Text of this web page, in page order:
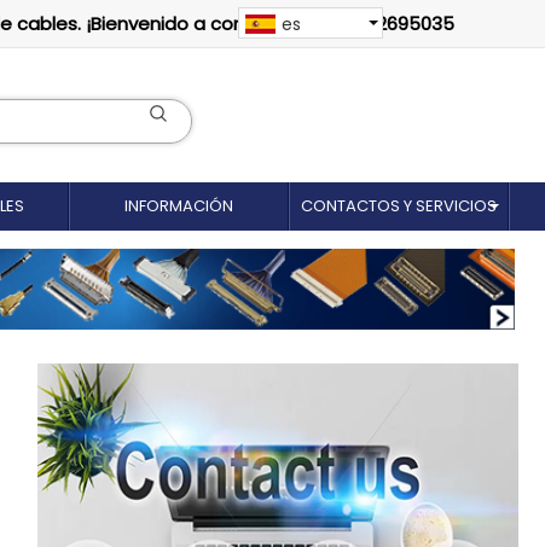
¡Bienvenido a contactarnos: 18012695035
es
INFORMACIÓN CONTACTOS Y SERVICIOS